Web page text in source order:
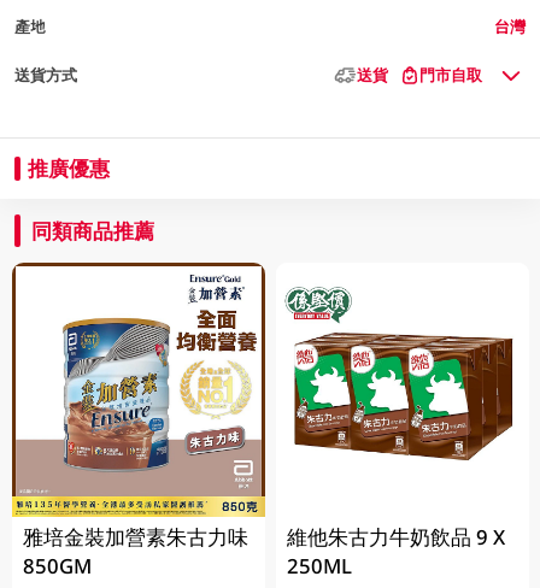
產地 台灣
送貨方式 送貨 門市自取
推廣優惠
同類商品推薦
雅培金裝加營素朱古力味
850GM
維他朱古力牛奶飲品 9 X
250ML